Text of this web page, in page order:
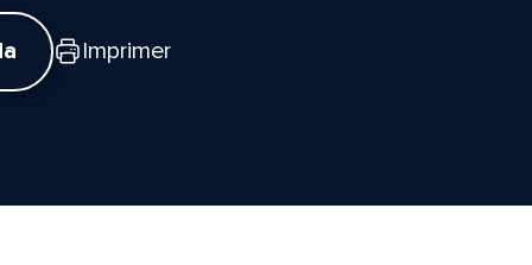
Imprimer